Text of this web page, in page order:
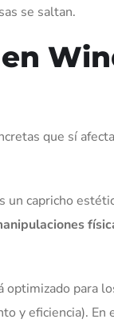
se saltan.
que sí
un capricho
para
y eficiencia). En